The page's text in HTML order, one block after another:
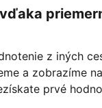
z iných
a zobrazíme
prvé